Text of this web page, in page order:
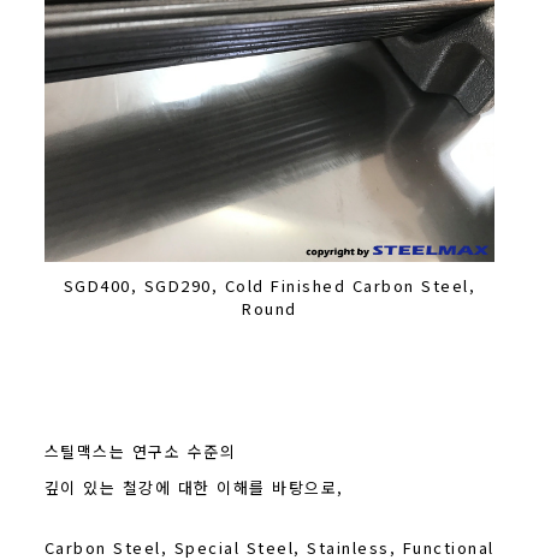
SGD400, SGD290, Cold Finished Carbon Steel,
Round
스틸맥스는 연구소 수준의
깊이 있는 철강에 대한 이해를 바탕으로,
Carbon Steel, Special Steel, Stainless, Functional